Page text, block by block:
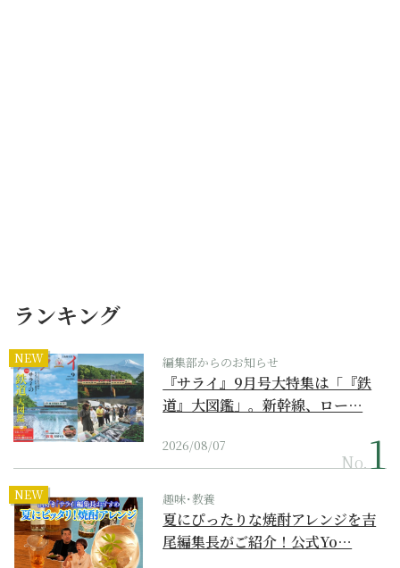
ランキング
NEW 編集部からのお知らせ
『サライ』9月号大特集は「『鉄
道』大図鑑」。新幹線、ロー…
2026/08/07
No.
NEW 趣味･教養
夏にぴったりな焼酎アレンジを吉
尾編集長がご紹介！公式Yo…